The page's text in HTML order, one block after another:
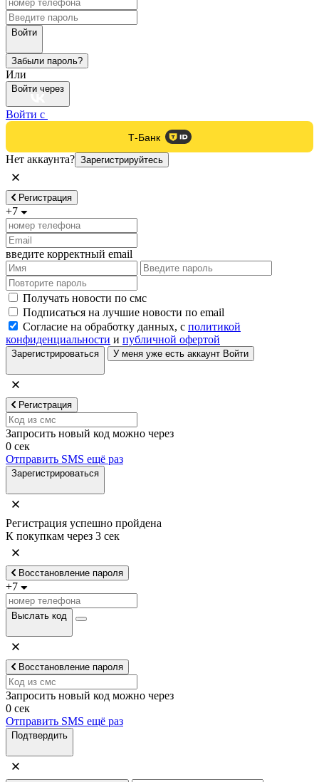
Войти
Забыли пароль?
Или
Войти через
Войти с
Т-Банк
Нет аккаунта? Зарегистрируйтесь
Регистрация
+7
введите корректный email
Получать новости по смс
Подписаться на лучшие новости по email
Согласие на обработку данных, с политикой
конфиденциальности и публичной офертой
Зарегистрироваться У меня уже есть аккаунт Войти
Регистрация
Запросить новый код можно через
0 сек
Отправить SMS ещё раз
Зарегистрироваться
Регистрация успешно пройдена
К покупкам через 3 сек
Восстановление пароля
+7
Выслать код
Восстановление пароля
Запросить новый код можно через
0 сек
Отправить SMS ещё раз
Подтвердить